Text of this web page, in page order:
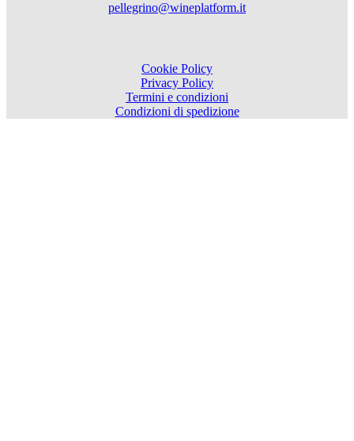
pellegrino@wineplatform.it
Cookie Policy
Privacy Policy
Termini e condizioni
Condizioni di spedizione